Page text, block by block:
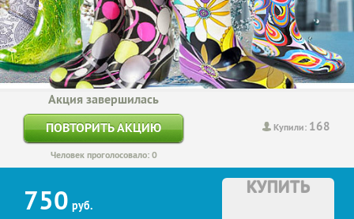
Купили: 168
Акция завершилась
ПОВТОРИТЬ АКЦИЮ
Человек проголосовало: 0
750 руб.
КУПИТЬ